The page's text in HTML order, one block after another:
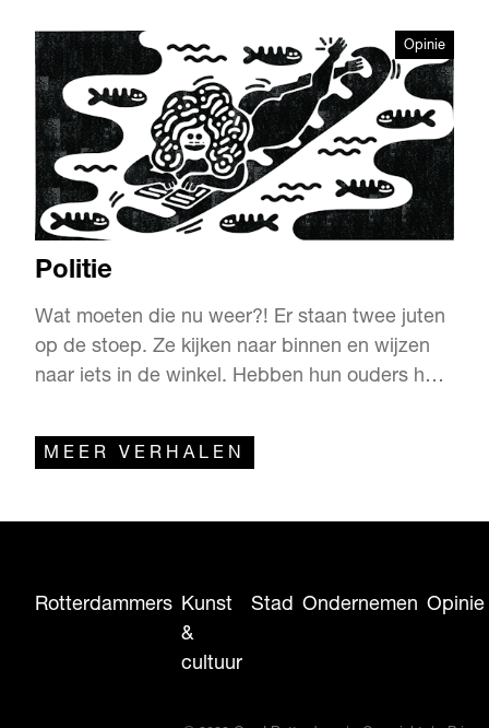
taalpurist uithing. Oei, oei, oei. Misschien is het
nu tijd voor enige uitleg over mijn benadering
van taal.
Opinie
Politie
Wat moeten die nu weer?! Er staan twee juten
op de stoep. Ze kijken naar binnen en wijzen
naar iets in de winkel. Hebben hun ouders hen
commissaris? Inspecteur? Brigadier? Of hoe
dat ook zit met politiaire rangen en standen. Ik
hebben mij het…
MEER VERHALEN
Rotterdammers Kunst
&
cultuur
Stad Ondernemen Opinie